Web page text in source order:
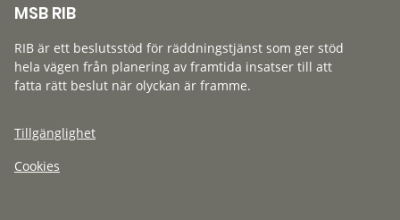
MSB RIB
RIB är ett beslutsstöd för räddningstjänst som ger stöd
hela vägen från planering av framtida insatser till att
fatta rätt beslut när olyckan är framme.
Tillgänglighet
Cookies